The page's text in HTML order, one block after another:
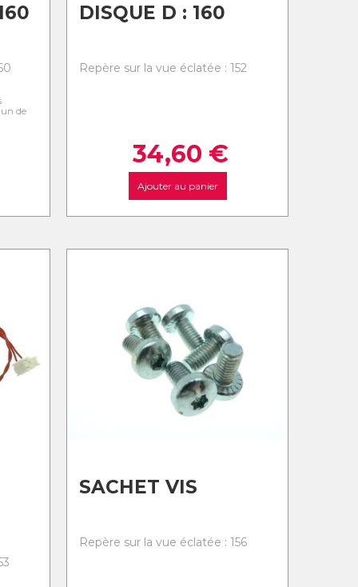
de
DISQUE D : 160
Repère sur la vue éclatée : 152
34,60 €
Ajouter au panier
SACHET VIS
Repère sur la vue éclatée : 156